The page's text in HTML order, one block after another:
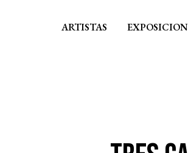
ARTISTAS